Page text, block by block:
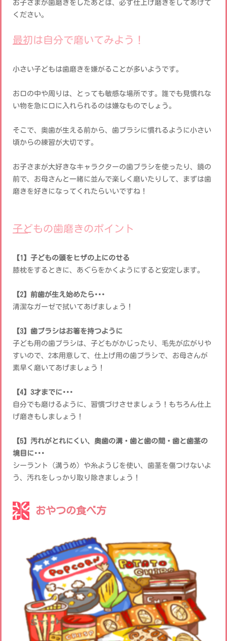
お子さまが歯磨きをしたあとは、必ず仕上げ磨きをしてあげて
ください。
最初は自分で磨いてみよう！
小さい子どもは歯磨きを嫌がることが多いようです。
お口の中や周りは、とっても敏感な場所です。誰でも見慣れな
い物を急に口に入れられるのは嫌なものでしょう。
そこで、奥歯が生える前から、歯ブラシに慣れるように小さい
頃からの練習が大切です。
お子さまが大好きなキャラクターの歯ブラシを使ったり、鏡の
前で、お母さんと一緒に並んで楽しく磨いたりして、まずは歯
磨きを好きになってくれたらいいですね！
子どもの歯磨きのポイント
【1】子どもの頭をヒザの上にのせる
膝枕をするときに、あぐらをかくようにすると安定します。
【2】前歯が生え始めたら･･･
清潔なガーゼで拭いてあげましょう！
【3】歯ブラシはお箸を持つように
子ども用の歯ブラシは、子どもがかじったり、毛先が広がりや
すいので、2本用意して、仕上げ用の歯ブラシで、お母さんが
素早く磨いてあげましょう！
【4】3才までに･･･
自分でも磨けるように、習慣づけさせましょう！もちろん仕上
げ磨きもしましょう！
【5】汚れがとれにくい、奥歯の溝・歯と歯の間・歯と歯茎の
境目に･･･
シーラント（溝うめ）や糸ようじを使い、歯茎を傷つけないよ
う、汚れをしっかり取り除きましょう！
おやつの食べ方